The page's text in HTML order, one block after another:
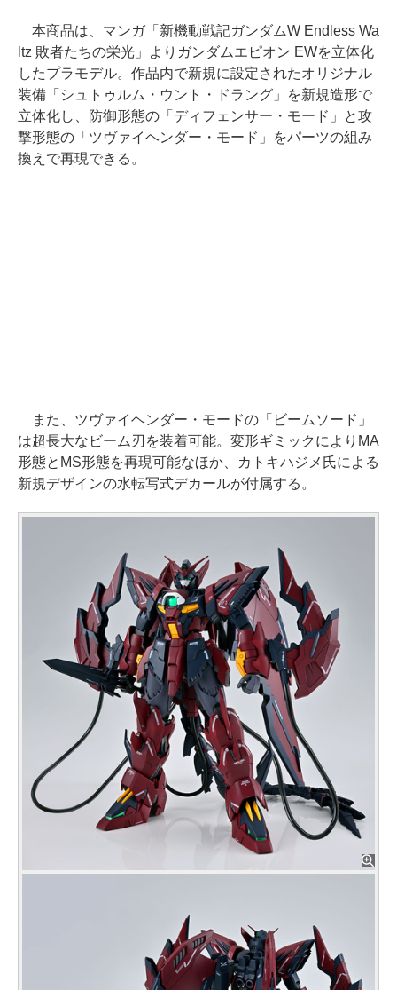
本商品は、マンガ「新機動戦記ガンダムW Endless Wa
ltz 敗者たちの栄光」よりガンダムエピオン EWを立体化
したプラモデル。作品内で新規に設定されたオリジナル
装備「シュトゥルム・ウント・ドラング」を新規造形で
立体化し、防御形態の「ディフェンサー・モード」と攻
撃形態の「ツヴァイヘンダー・モード」をパーツの組み
換えで再現できる。
また、ツヴァイヘンダー・モードの「ビームソード」
は超長大なビーム刃を装着可能。変形ギミックによりMA
形態とMS形態を再現可能なほか、カトキハジメ氏による
新規デザインの水転写式デカールが付属する。